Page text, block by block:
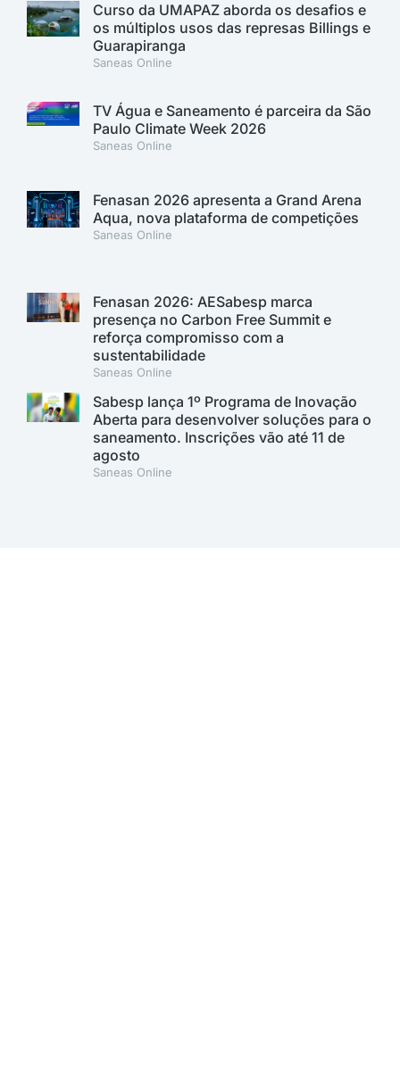
Curso da UMAPAZ aborda os desafios e
os múltiplos usos das represas Billings e
Guarapiranga
Saneas Online
TV Água e Saneamento é parceira da São
Paulo Climate Week 2026
Saneas Online
Fenasan 2026 apresenta a Grand Arena
Aqua, nova plataforma de competições
Saneas Online
Fenasan 2026: AESabesp marca
presença no Carbon Free Summit e
reforça compromisso com a
sustentabilidade
Saneas Online
Sabesp lança 1º Programa de Inovação
Aberta para desenvolver soluções para o
saneamento. Inscrições vão até 11 de
agosto
Saneas Online